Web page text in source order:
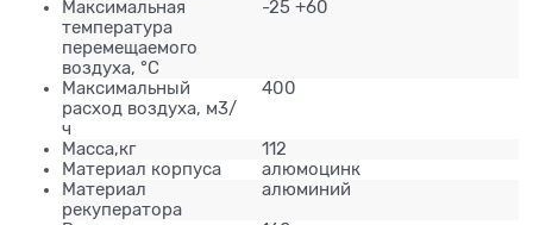
Максимальная
температура
перемещаемого
воздуха, °C
-25 +60
Максимальный
расход воздуха, м3/
ч
400
Масса,кг
112
Материал корпуса
алюмоцинк
Материал
рекуператора
алюминий